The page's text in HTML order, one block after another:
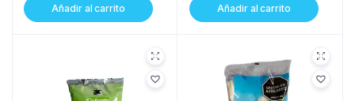
Añadir al carrito Añadir al carrito